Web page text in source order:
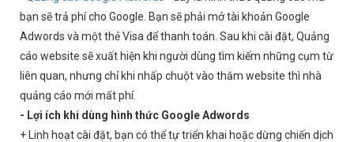
bạn sẽ trả phí cho Google. Bạn sẽ phải mở tài khoản Google
Adwords và một thẻ Visa để thanh toán. Sau khi cài đặt, Quảng
cáo website sẽ xuất hiện khi người dùng tìm kiếm những cụm từ
liên quan, nhưng chỉ khi nhấp chuột vào thăm website thì nhà
quảng cáo mới mất phí.
- Lợi ích khi dùng hình thức Google Adwords
+ Linh hoạt cài đặt, bạn có thể tự triển khai hoặc dừng chiến dịch